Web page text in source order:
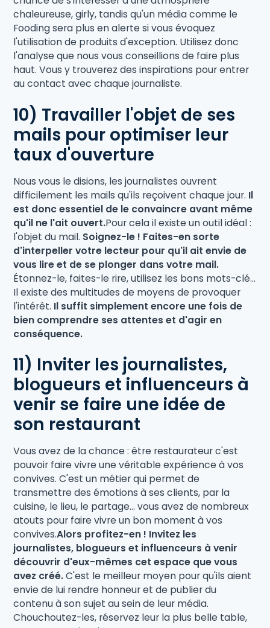
chaleureuse, girly, tandis qu'un média comme le
Fooding sera plus en alerte si vous évoquez
l'utilisation de produits d'exception. Utilisez donc
l'analyse que nous vous conseillions de faire plus
haut. Vous y trouverez des inspirations pour entrer
au contact avec chaque journaliste.
10) Travailler l'objet de ses
mails pour optimiser leur
taux d'ouverture
Nous vous le disions, les journalistes ouvrent
difficilement les mails qu'ils reçoivent chaque jour. Il
est donc essentiel de le convaincre avant même
qu'il ne l'ait ouvert.Pour cela il existe un outil idéal :
l'objet du mail. Soignez-le ! Faites-en sorte
d'interpeller votre lecteur pour qu'il ait envie de
vous lire et de se plonger dans votre mail.
Étonnez-le, faites-le rire, utilisez les bons mots-clé...
Il existe des multitudes de moyens de provoquer
l'intérêt. Il suffit simplement encore une fois de
bien comprendre ses attentes et d'agir en
conséquence.
11) Inviter les journalistes,
blogueurs et influenceurs à
venir se faire une idée de
son restaurant
Vous avez de la chance : être restaurateur c'est
pouvoir faire vivre une véritable expérience à vos
convives. C'est un métier qui permet de
transmettre des émotions à ses clients, par la
cuisine, le lieu, le partage... vous avez de nombreux
atouts pour faire vivre un bon moment à vos
convives.Alors profitez-en ! Invitez les
journalistes, blogueurs et influenceurs à venir
découvrir d'eux-mêmes cet espace que vous
avez créé.C'est le meilleur moyen pour qu'ils aient
envie de lui rendre honneur et de publier du
contenu à son sujet au sein de leur média.
Chouchoutez-les, réservez leur la plus belle table,